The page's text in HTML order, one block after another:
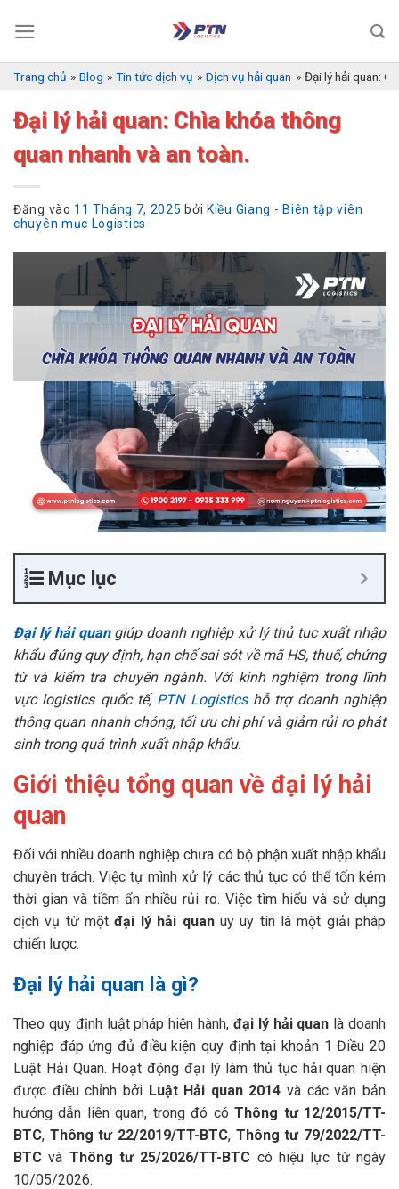
qua
dungTrang chủ » Blog » Tin tức dịch vụ » Dịch vụ hải quan » Đại lý hải quan:
Đại lý hải quan: Chìa khóa thông
quan nhanh và an toàn.
Đăng vào 11 Tháng 7, 2025 bởi Kiều Giang - Biên tập viên
chuyên mục Logistics
Mục lục
Đại lý hải quangiúp doanh nghiệp xử lý thủ tục xuất nhập
khẩu đúng quy định, hạn chế sai sót về mã HS, thuế, chứng
từ và kiểm tra chuyên ngành. Với kinh nghiệm trong lĩnh
vực logistics quốc tế, PTN Logisticshỗ trợ doanh nghiệp
thông quan nhanh chóng, tối ưu chi phí và giảm rủi ro phát
sinh trong quá trình xuất nhập khẩu.
Giới thiệu tổng quan về đại lý hải
quan
Đối với nhiều doanh nghiệp chưa có bộ phận xuất nhập khẩu
chuyên trách. Việc tự mình xử lý các thủ tục có thể tốn kém
thời gian và tiềm ẩn nhiều rủi ro. Việc tìm hiểu và sử dụng
dịch vụ từ mộtđại lý hải quanuy uy tín là một giải pháp
chiến lược.
Đại lý hải quan là gì?
Theo quy định luật pháp hiện hành, đại lý hải quan là doanh
nghiệp đáp ứng đủ điều kiện quy định tại khoản 1 Điều 20
Luật Hải Quan. Hoạt động đại lý làm thủ tục hải quan hiện
được điều chỉnh bởi Luật Hải quan 2014 và các văn bản
hướng dẫn liên quan, trong đó cóThông tư 12/2015/TT-
BTC, Thông tư 22/2019/TT-BTC, Thông tư 79/2022/TT-
BTC và Thông tư 25/2026/TT-BTC có hiệu lực từ ngày
10/05/2026.